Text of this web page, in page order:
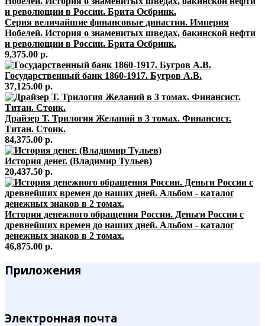
Серия величайшие финансовые династии. Империя
Нобелей. История о знаменитых шведах, бакинской нефти
и револющии в России. Брита Осбринк.
9,375.00 р.
Государственный банк 1860-1917. Бугров А.В.
37,125.00 р.
Драйзер Т. Трилогия Желаний в 3 томах. Финансист.
Титан. Стоик.
84,375.00 р.
История денег. (Владимир Тульев)
20,437.50 р.
История денежного обращения России. Деньги России с
древнейших времен до наших дней. Альбом - каталог
денежных знаков в 2 томах.
46,875.00 р.
Приложения
Электронная почта